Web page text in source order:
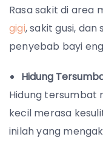
Rasa sakit di area
gigi, sakit gusi,
penyebab bayi
Hidung
Hidung tersumbat
kecil merasa
inilah yang